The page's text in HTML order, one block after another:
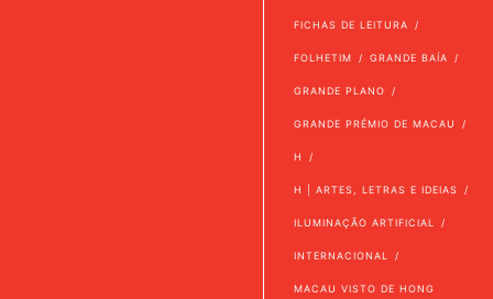
FICHAS DE LEITURA
FOLHETIM GRANDE BAÍA
GRANDE PLANO
GRANDE PRÉMIO DE MACAU
H
H | ARTES, LETRAS E IDEIAS
ILUMINAÇÃO ARTIFICIAL
INTERNACIONAL
MACAU VISTO DE HONG